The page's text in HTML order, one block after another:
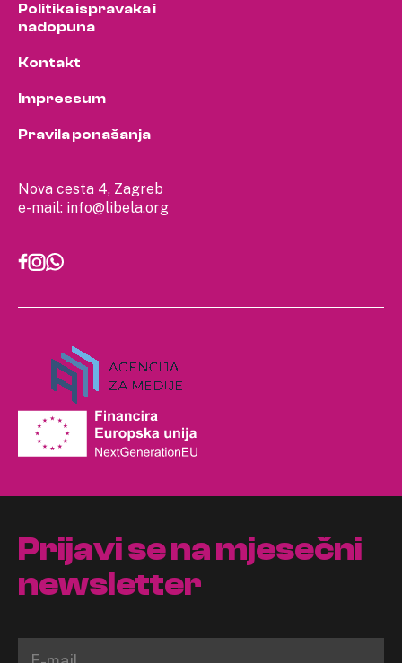
Nova cesta 4, Zagreb
e-mail: info@libela.org
Politika ispravaka i
nadopuna
Kontakt
Impressum
Pravila ponašanja
Prijavi se na mjesečni
newsletter